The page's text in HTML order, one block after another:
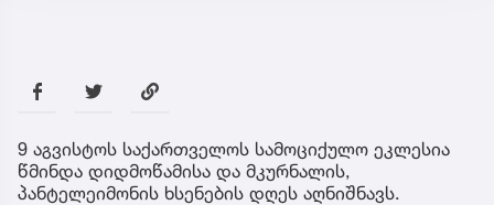
9 აგვისტოს საქართველოს სამოციქულო ეკლესია
წმინდა დიდმოწამისა და მკურნალის,
პანტელეიმონის ხსენების დღეს აღნიშნავს.